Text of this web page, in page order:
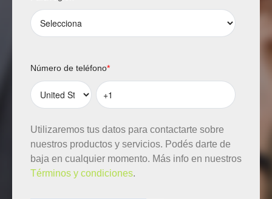
Número de teléfono*
Utilizaremos tus datos para contactarte sobre
nuestros productos y servicios. Podés darte de
baja en cualquier momento. Más info en nuestros
Términos y condiciones.